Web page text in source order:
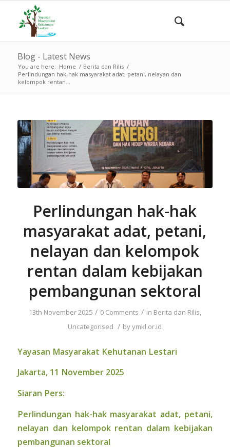
Blog - Latest News
You are here: Home / Berita dan Rilis /
Perlindungan hak-hak masyarakat adat, petani, nelayan dan
kelompok rentan...
Perlindungan hak-hak
masyarakat adat, petani,
nelayan dan kelompok
rentan dalam kebijakan
pembangunan sektoral
13th November 2025 / 0 Comments / in Berita dan Rilis,
Uncategorised / byymkl.or.id
Yayasan Masyarakat Kehutanan Lestari
Jakarta, 11 November 2025
Siaran Pers:
Perlindungan hak-hak masyarakat adat, petani,
nelayan dan kelompok rentan dalam kebijakan
pembangunan sektoral